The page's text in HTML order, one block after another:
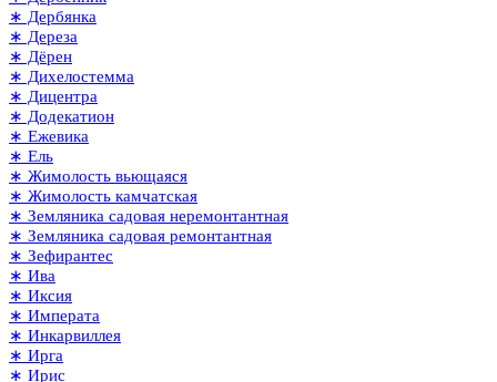
∗ Дербянка
∗ Дереза
∗ Дёрен
∗ Дихелостемма
∗ Дицентра
∗ Додекатион
∗ Ежевика
∗ Ель
∗ Жимолость вьющаяся
∗ Жимолость камчатская
∗ Земляника садовая неремонтантная
∗ Земляника садовая ремонтантная
∗ Зефирантес
∗ Ива
∗ Иксия
∗ Императа
∗ Инкарвиллея
∗ Ирга
∗ Ирис